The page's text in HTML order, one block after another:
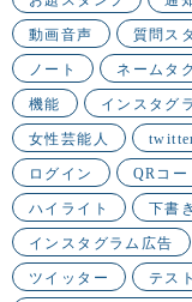
動画音声 質問ス
ノート ネームタ
機能 インスタグ
女性芸能人
ログイン QRコー
ハイライト 下書
インスタグラム広告
ツイッター テスト